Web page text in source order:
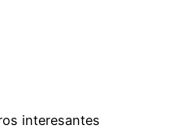
interesantes